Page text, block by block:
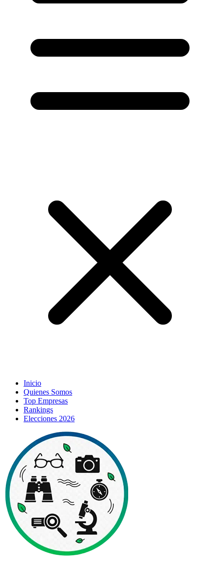
Inicio
Quienes Somos
Top Empresas
Rankings
Elecciones 2026